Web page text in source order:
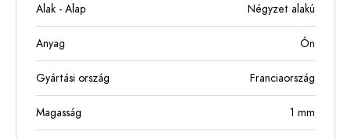
Alak - Alap Négyzet alakú
Anyag Ón
Gyártási ország Franciaország
Magasság 1 mm